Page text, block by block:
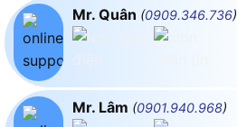
Mr. Quân (0909.346.736)
Mr. Lâm (0901.940.968)